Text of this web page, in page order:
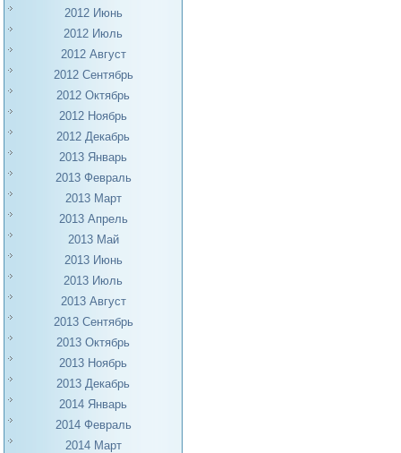
2012 Июнь
2012 Июль
2012 Август
2012 Сентябрь
2012 Октябрь
2012 Ноябрь
2012 Декабрь
2013 Январь
2013 Февраль
2013 Март
2013 Апрель
2013 Май
2013 Июнь
2013 Июль
2013 Август
2013 Сентябрь
2013 Октябрь
2013 Ноябрь
2013 Декабрь
2014 Январь
2014 Февраль
2014 Март